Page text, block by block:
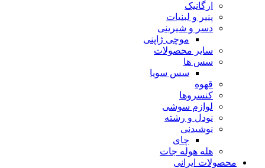
ارگانیک
پنیر و لبنیات
دسر و شیرینی
موچی ژاپنی
سایر محصولات
سس ها
سس سویا
قهوه
کنسروها
لوازم سوشی
نودل و رشته
نوشیدنی
چای
هله هوله جات
محصولات ایرانی